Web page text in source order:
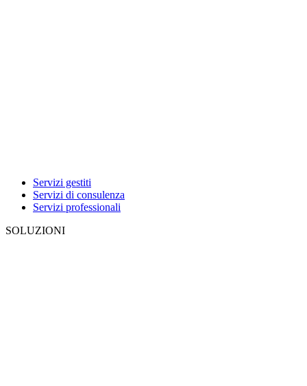
Servizi gestiti
Servizi di consulenza
Servizi professionali
SOLUZIONI